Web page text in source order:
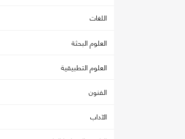
اللغات
العلوم البحثة
العلوم التطبيقية
الفنون
الآداب